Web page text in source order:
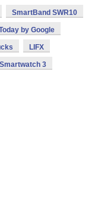
SmartBand SWR10
by Google
LIFX
3